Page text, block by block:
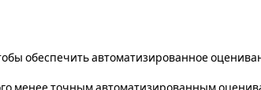
обеспечить автоматизированное